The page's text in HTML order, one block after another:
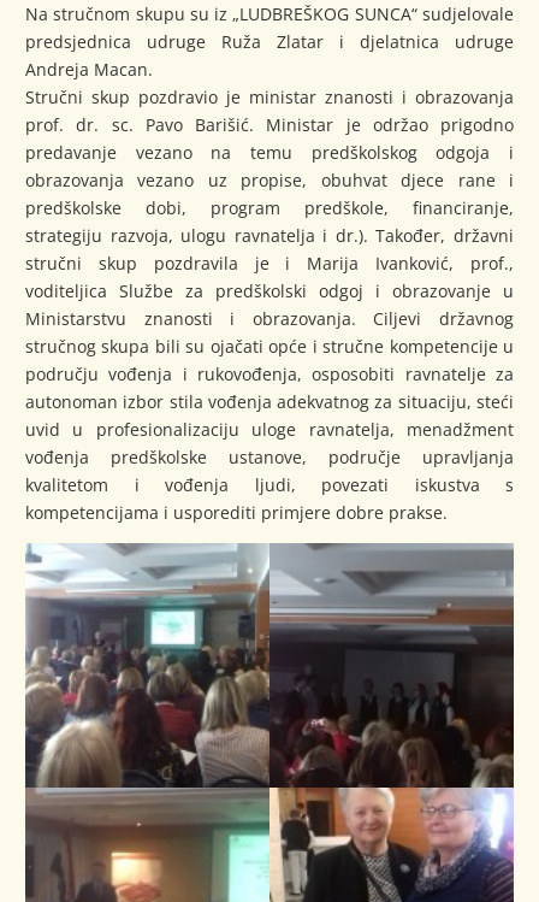
Na stručnom skupu su iz „LUDBREŠKOG SUNCA“ sudjelovale
predsjednica udruge Ruža Zlatar i djelatnica udruge
Andreja Macan.
Stručni skup pozdravio je ministar znanosti i obrazovanja
prof. dr. sc. Pavo Barišić. Ministar je održao prigodno
predavanje vezano na temu predškolskog odgoja i
obrazovanja vezano uz propise, obuhvat djece rane i
predškolske dobi, program predškole, financiranje,
strategiju razvoja, ulogu ravnatelja i dr.). Također, državni
stručni skup pozdravila je i Marija Ivanković, prof.,
voditeljica Službe za predškolski odgoj i obrazovanje u
Ministarstvu znanosti i obrazovanja. Ciljevi državnog
stručnog skupa bili su ojačati opće i stručne kompetencije u
području vođenja i rukovođenja, osposobiti ravnatelje za
autonoman izbor stila vođenja adekvatnog za situaciju, steći
uvid u profesionalizaciju uloge ravnatelja, menadžment
vođenja predškolske ustanove, područje upravljanja
kvalitetom i vođenja ljudi, povezati iskustva s
kompetencijama i usporediti primjere dobre prakse.